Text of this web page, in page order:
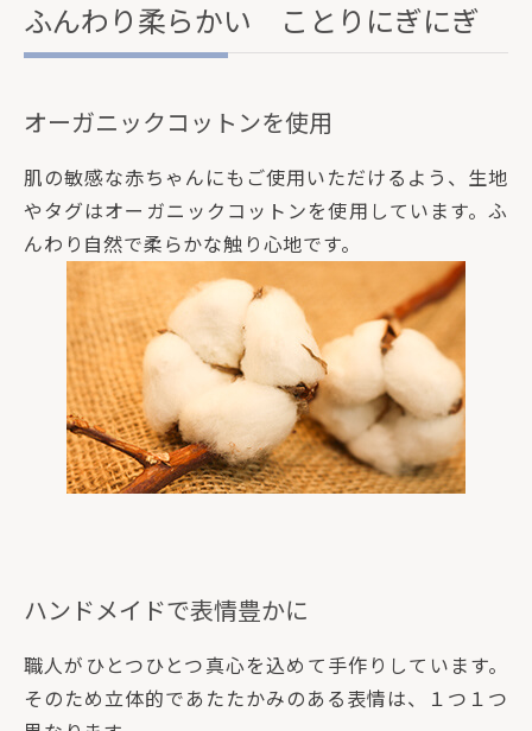
ふんわり柔らかい ことりにぎにぎ
オーガニックコットンを使用
肌の敏感な赤ちゃんにもご使用いただけるよう、生地
やタグはオーガニックコットンを使用しています。ふ
んわり自然で柔らかな触り心地です。
ハンドメイドで表情豊かに
職人がひとつひとつ真心を込めて手作りしています。
そのため立体的であたたかみのある表情は、１つ１つ